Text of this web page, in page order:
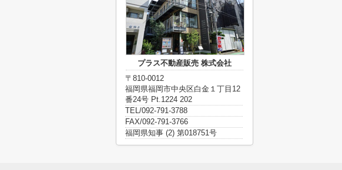
プラス不動産販売 株式会社
〒810-0012
福岡県福岡市中央区白金１丁目12
番24号 Pt.1224 202
TEL/092-791-3788
FAX/092-791-3766
福岡県知事 (2) 第018751号